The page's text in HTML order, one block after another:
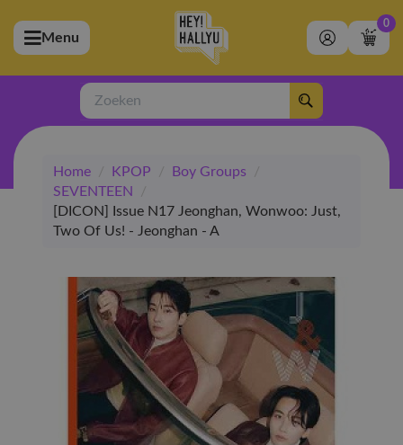
(Artiesten)
(Merchandise)
(Exclusive)
(Winkel)
Menu
0
Zoeken
Home / KPOP / Boy Groups
/
SEVENTEEN
/
[DICON] Issue N17 Jeonghan, Wonwoo: Just,
Two Of Us! - Jeonghan - A